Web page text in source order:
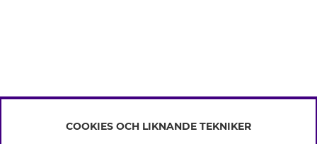
INFO
COOKIES OCH LIKNANDE TEKNIKER